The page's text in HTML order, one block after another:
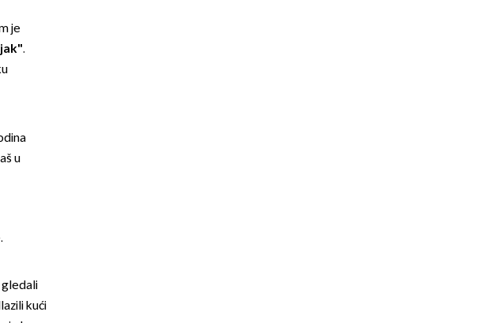
je
.
u
gledali
kući